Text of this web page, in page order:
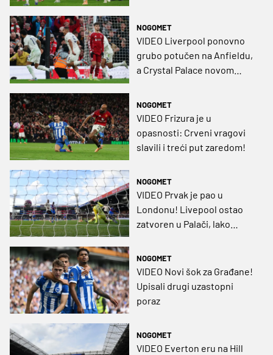
NOGOMET
VIDEO Liverpool ponovno
grubo potučen na Anfieldu,
a Crystal Palace novom
NOGOMET
VIDEO Frizura je u
opasnosti: Crveni vragovi
slavili i treći put zaredom!
NOGOMET
VIDEO Prvak je pao u
Londonu! Livepool ostao
zatvoren u Palači, lako
NOGOMET
VIDEO Novi šok za Građane!
Upisali drugi uzastopni
poraz
NOGOMET
VIDEO Everton eru na Hill